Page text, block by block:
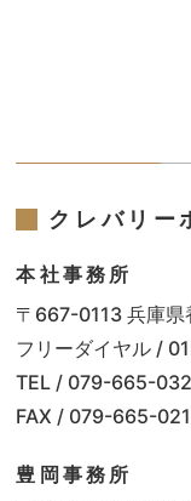
クレバリー
本社事務所
〒667-0113 兵庫
フリーダイヤル /
TEL / 079-665-
FAX / 079-665-
豊岡事務所